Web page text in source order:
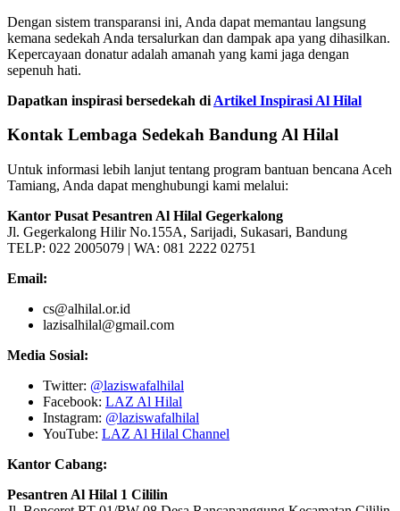
Dengan sistem transparansi ini, Anda dapat memantau langsung
kemana sedekah Anda tersalurkan dan dampak apa yang dihasilkan.
Kepercayaan donatur adalah amanah yang kami jaga dengan
sepenuh hati.
Dapatkan inspirasi bersedekah di Artikel Inspirasi Al Hilal
Kontak Lembaga Sedekah Bandung Al Hilal
Untuk informasi lebih lanjut tentang program bantuan bencana Aceh
Tamiang, Anda dapat menghubungi kami melalui:
Kantor Pusat Pesantren Al Hilal Gegerkalong
Jl. Gegerkalong Hilir No.155A, Sarijadi, Sukasari, Bandung
TELP: 022 2005079 | WA: 081 2222 02751
Email:
cs@alhilal.or.id
lazisalhilal@gmail.com
Media Sosial:
Twitter: @laziswafalhilal
Facebook: LAZ Al Hilal
Instagram: @laziswafalhilal
YouTube: LAZ Al Hilal Channel
Kantor Cabang:
Pesantren Al Hilal 1 Cililin